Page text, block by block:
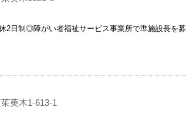
2日制◎障がい者福祉サービス事業所で準施設長を募
萸木1-613-1